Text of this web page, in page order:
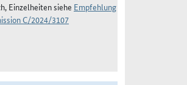
Einzelheiten siehe Empfehlung
C/2024/3107